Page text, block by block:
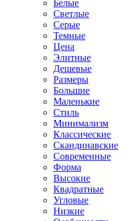
Белые
Светлые
Серые
Темные
Цена
Элитные
Дешевые
Размеры
Большие
Маленькие
Стиль
Минимализм
Классические
Скандинавские
Современные
Форма
Высокие
Квадратные
Угловые
Низкие